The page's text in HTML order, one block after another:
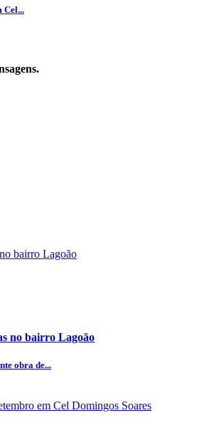
Cel...
no bairro Lagoão
obra de...